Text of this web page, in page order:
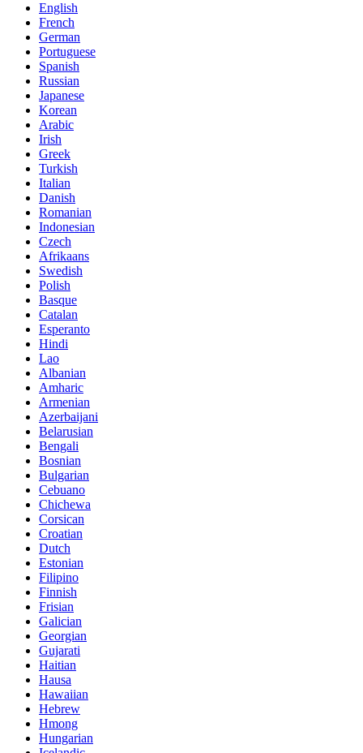
English
French
German
Portuguese
Spanish
Russian
Japanese
Korean
Arabic
Irish
Greek
Turkish
Italian
Danish
Romanian
Indonesian
Czech
Afrikaans
Swedish
Polish
Basque
Catalan
Esperanto
Hindi
Lao
Albanian
Amharic
Armenian
Azerbaijani
Belarusian
Bengali
Bosnian
Bulgarian
Cebuano
Chichewa
Corsican
Croatian
Dutch
Estonian
Filipino
Finnish
Frisian
Galician
Georgian
Gujarati
Haitian
Hausa
Hawaiian
Hebrew
Hmong
Hungarian